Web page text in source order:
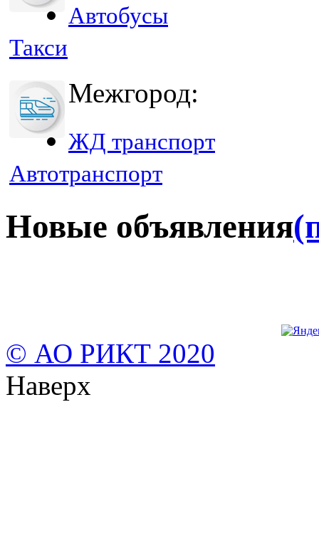
Автобусы
Такси
Межгород:
ЖД транспорт
Автотранспорт
Новые объявления
© АО РИКТ 2020
Наверх